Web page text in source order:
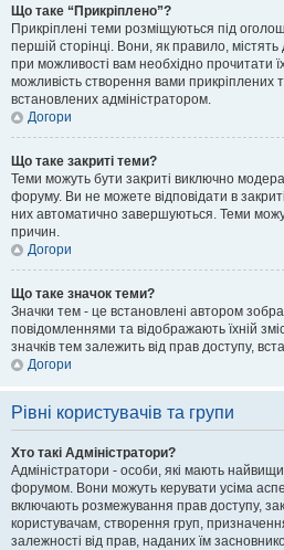
Що таке “Прикріплено”?
Прикріплені теми розміщуються під
першій сторінці. Вони, як правило,
при можливості вам необхідно прочитати
можливість створення вами прикріплених
встановлених адміністратором.
Догори
Що таке закриті теми?
Теми можуть бути закриті виключно
форуму. Ви не можете відповідати в
них автоматично завершуються. Теми
причин.
Догори
Що таке значок теми?
Значки тем - це встановлені автором
повідомленнями та відображають їхній
значків тем залежить від прав доступу,
Догори
Рівні користувачів та групи
Хто такі Адміністратори?
Адміністратори - особи, які мають
форумом. Вони можуть керувати усіма
включають розмежування прав доступу,
користувачам, створення груп,
залежності від прав, наданих їм